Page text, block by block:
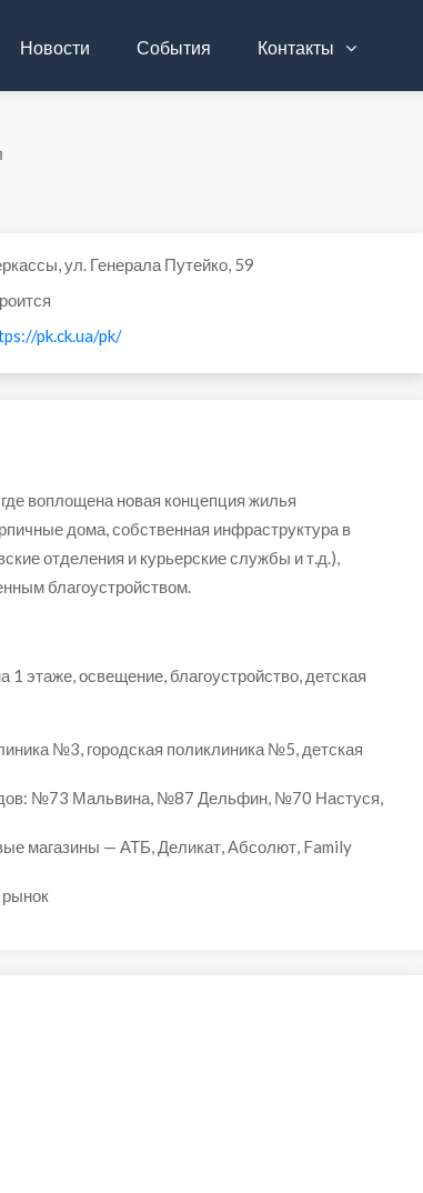
Новости События Контакты
ул. Генерала Путейко, 59
pk.ck.ua/pk/
воплощена новая концепция жилья
дома, собственная инфраструктура в
отделения и курьерские службы и т.д.),
благоустройством.
этаже, освещение, благоустройство, детская
№3, городская поликлиника №5, детская
№73 Мальвина, №87 Дельфин, №70 Настуся,
магазины — АТБ, Деликат, Абсолют, Family